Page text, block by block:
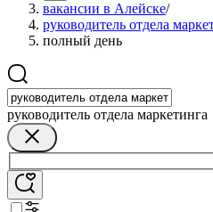
вакансии в Алейске/
руководитель отдела
полный день
руководитель отдела маркетинга